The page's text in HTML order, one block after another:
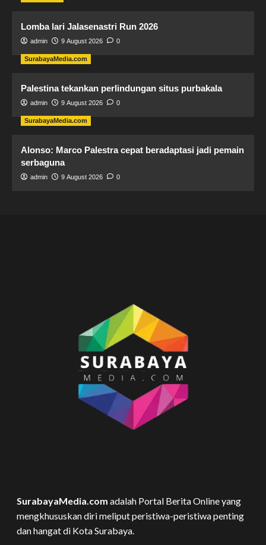
Lomba lari Jalasenastri Run 2026
admin 9 August 2026 0
SurabayaMedia.com
Palestina tekankan perlindungan situs purbakala
admin 9 August 2026 0
SurabayaMedia.com
Alonso: Marco Palestra cepat beradaptasi jadi pemain
serbaguna
admin 9 August 2026 0
SurabayaMedia.com adalah Portal Berita Online yang
mengkhususkan diri meliput peristiwa-peristiwa penting
dan hangat di Kota Surabaya.